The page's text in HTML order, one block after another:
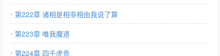
第222章 诸相是相非相由我说了算
第223章 唯我魔道
第224章 四千虎贲